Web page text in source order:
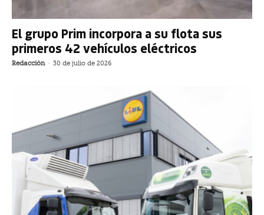
El grupo Prim incorpora a su flota sus
primeros 42 vehículos eléctricos
Redacción - 30 de julio de 2026